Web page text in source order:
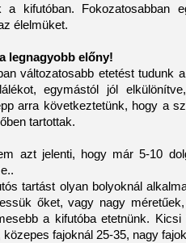
a kifutóban. Fokozatosabban
élelmüket.
legnagyobb előny!
változatosabb etetést tudunk
egymástól jól
arra következtetünk, hogy a
tartottak.
azt jelenti, hogy már 5-10
tartást olyan bolyoknál
őket, vagy nagy
a kifutóba etetnünk.
közepes fajoknál 25-35, nagy